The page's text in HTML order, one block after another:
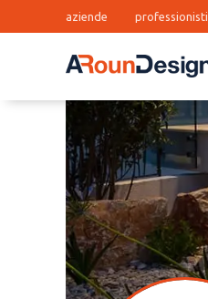
aziende professionisti